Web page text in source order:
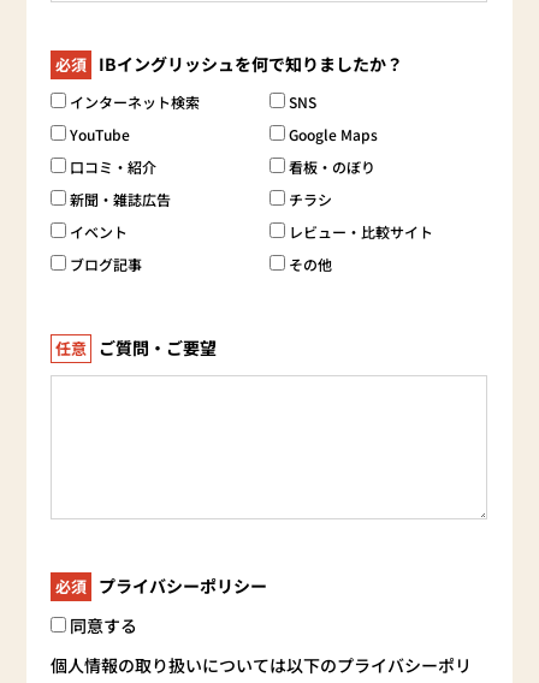
必須 IBイングリッシュを何で知りましたか？
インターネット検索
SNS
YouTube
Google Maps
口コミ・紹介
看板・のぼり
新聞・雑誌広告
チラシ
イベント
レビュー・比較サイト
ブログ記事
その他
任意 ご質問・ご要望
必須 プライバシーポリシー
同意する
個人情報の取り扱いについては以下のプライバシーポリ